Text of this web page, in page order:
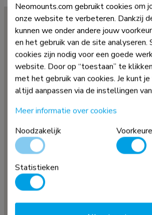
Neomounts.com gebruikt cookies om
onze website te verbeteren. Dankzij
kunnen we onder andere jouw
en het gebruik van de site analyseren.
cookies zijn nodig voor een goede
website. Door op “toestaan” te
met het gebruik van cookies. Je kunt
altijd aanpassen via de instellingen
Meer informatie over cookies
Noodzakelijk
Statistieken